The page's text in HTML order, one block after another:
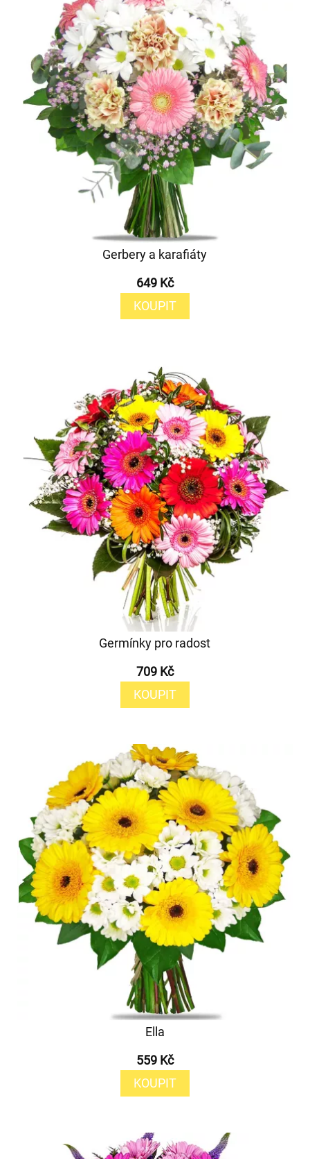
Gerbery a karafiáty
649 Kč
KOUPIT
Germínky pro radost
709 Kč
KOUPIT
Ella
559 Kč
KOUPIT